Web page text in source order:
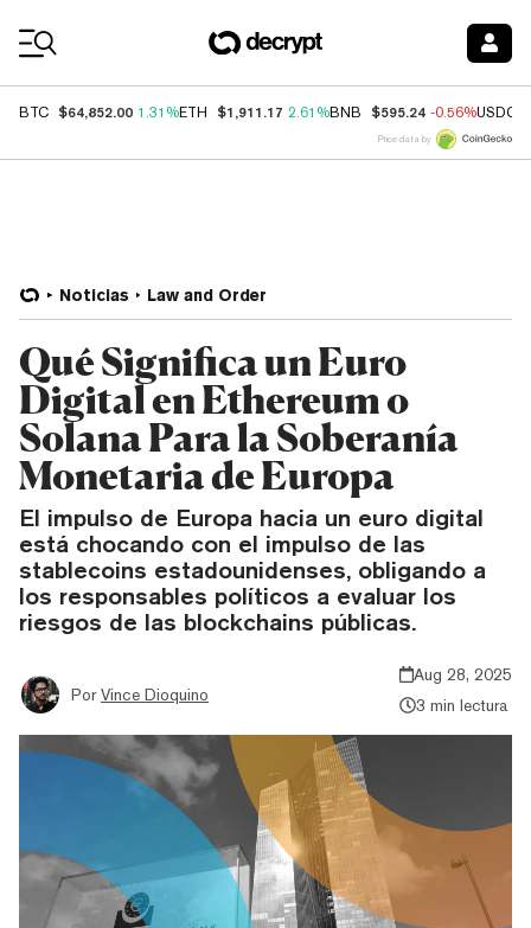
BTC $64,852.00 1.31%ETH $1,911.17 2.61%BNB $595.24 -0.56%USDC
Price data by
Noticias Law and Order
Qué Significa un Euro
Digital en Ethereum o
Solana Para la Soberanía
Monetaria de Europa
El impulso de Europa hacia un euro digital
está chocando con el impulso de las
stablecoins estadounidenses, obligando a
los responsables políticos a evaluar los
riesgos de las blockchains públicas.
Por Vince Dioquino
Aug 28, 2025
3 min lectura